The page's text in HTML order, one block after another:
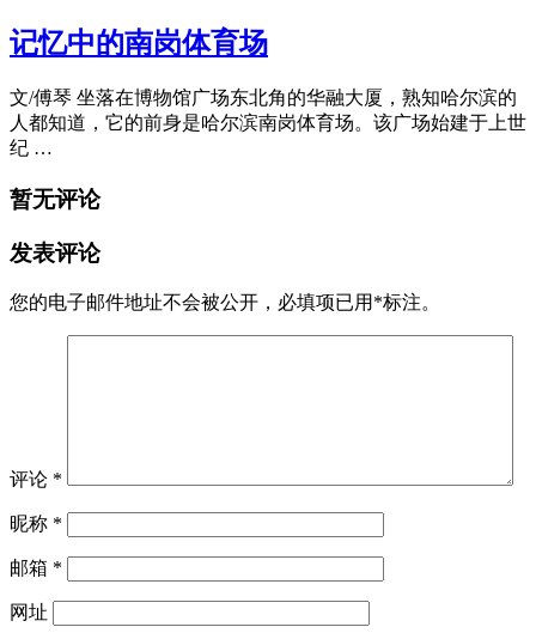
记忆中的南岗体育场
文/傅琴 坐落在博物馆广场东北角的华融大厦，熟知哈尔滨的
人都知道，它的前身是哈尔滨南岗体育场。该广场始建于上世
纪 …
暂无评论
发表评论
您的电子邮件地址不会被公开， 必填项已用 *标注。
评论 *
昵称 *
邮箱 *
网址